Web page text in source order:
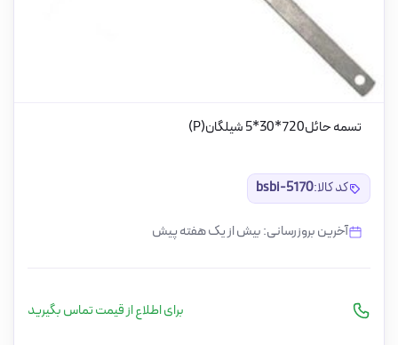
تسمه حائل720*30*5 شیلگان(P)
کد کالا:bsbi-5170
آخرین بروزرسانی: بیش از یک هفته پیش
برای اطلاع از قیمت تماس بگیرید